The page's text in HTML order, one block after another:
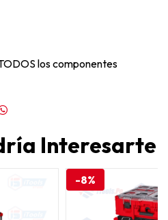
los componentes
Interesarte
-8%